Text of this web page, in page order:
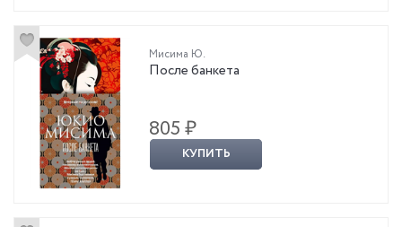
Мисима Ю.
После банкета
805 ₽
КУПИТЬ